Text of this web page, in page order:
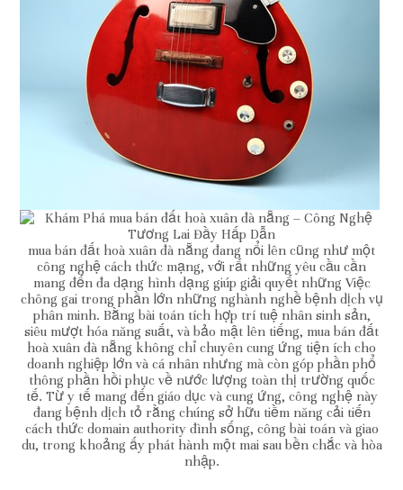
mua bán đất hoà xuân đà nẵng đang nổi lên cũng như một
công nghệ cách thức mạng, với rất những yêu cầu cần
mang đến đa dạng hình dạng giúp giải quyết những Việc
chông gai trong phần lớn những nghành nghề bệnh dịch vụ
phân minh. Bằng bài toán tích hợp trí tuệ nhân sinh sản,
siêu mượt hóa năng suất, và bảo mật lên tiếng, mua bán đất
hoà xuân đà nẵng không chỉ chuyên cung ứng tiện ích cho
doanh nghiệp lớn và cá nhân nhưng mà còn góp phần phổ
thông phần hồi phục về nước lượng toàn thị trường quốc
tế. Từ y tế mang đến giáo dục và cung ứng, công nghệ này
đang bệnh dịch tỏ rằng chúng sở hữu tiềm năng cải tiến
cách thức domain authority đình sống, công bài toán và giao
du, trong khoảng ấy phát hành một mai sau bền chắc và hòa
nhập.